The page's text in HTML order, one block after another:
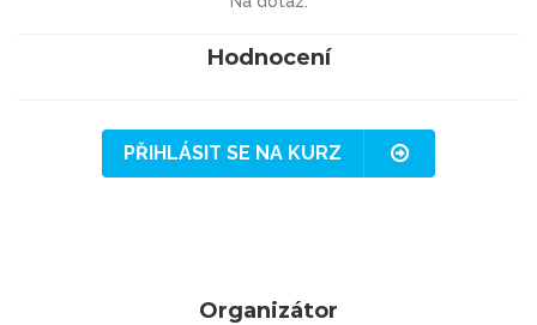
Hodnocení
PŘIHLÁSIT SE NA KURZ
Organizátor